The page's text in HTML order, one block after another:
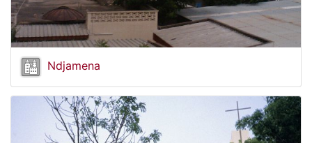
Ndjamena